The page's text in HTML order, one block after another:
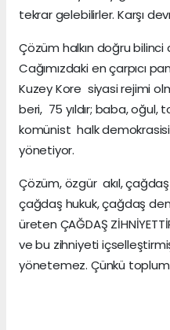
tekrar gelebilirler. Karşı
Çözüm halkın doğru
Cağımızdaki en çarpıcı
Kuzey Kore siyasi rejimi
beri, 75 yıldır; baba, oğul,
komünist halk
yönetiyor.
Çözüm, özgür akıl,
çağdaş hukuk, çağdaş
üreten ÇAĞDAŞ
ve bu zihniyeti
yönetemez. Çünkü